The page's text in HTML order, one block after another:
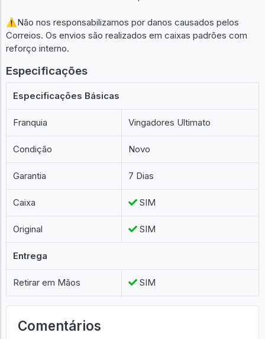
⚠Não nos responsabilizamos por danos causados pelos
Correios. Os envios são realizados em caixas padrões com
reforço interno.
Especificações
Especificações Básicas
Franquia Vingadores Ultimato
Condição Novo
Garantia 7 Dias
Caixa SIM
Original SIM
Entrega
Retirar em Mãos SIM
Comentários